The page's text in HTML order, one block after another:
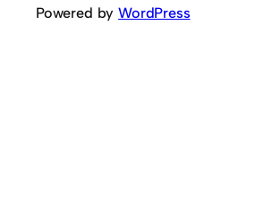
Powered byWordPress